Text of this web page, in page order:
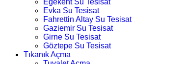
Egekent Su Tesisat
Evka Su Tesisat
Fahrettin Altay Su Tesisat
Gaziemir Su Tesisat
Girne Su Tesisat
Göztepe Su Tesisat
Tıkanık Açma